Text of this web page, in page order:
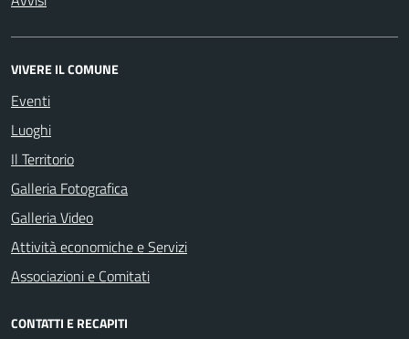
VIVERE IL COMUNE
Eventi
Luoghi
Il Territorio
Galleria Fotografica
Galleria Video
Attività economiche e Servizi
Associazioni e Comitati
CONTATTI E RECAPITI